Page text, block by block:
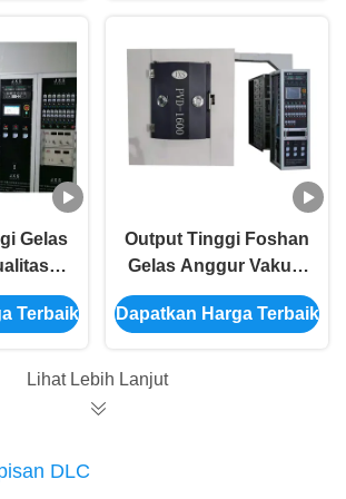
Gelas
Terbaik
Output Tinggi Foshan
Gelas Anggur Vakum
Peralatan Pelapisan
PVD Untuk Emas
Dapatkan Harga Terbaik
Lihat Lebih Lanjut
DLC